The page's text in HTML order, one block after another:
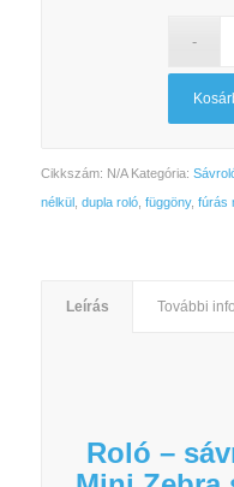
Cikkszám: N/A Kategória:
nélkül, dupla roló, függöny, fúrás
Leírás További
Roló –